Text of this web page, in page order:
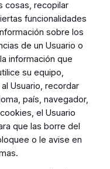
cosas, recopilar
funcionalidades
sobre los
de un Usuario o
información que
su equipo,
Usuario, recordar
país, navegador,
el Usuario
que las borre del
o le avise en